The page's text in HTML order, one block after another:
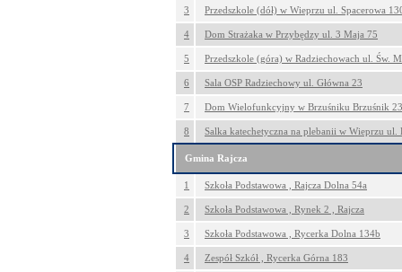
3 Przedszkole (dół) w Wieprzu ul. Spacerowa
4 Dom Strażaka w Przybędzy ul. 3 Maja 75
5 Przedszkole (góra) w Radziechowach ul. Św.
6 Sala OSP Radziechowy ul. Główna 23
7 Dom Wielofunkcyjny w Brzuśniku Brzuśnik
8 Salka katechetyczna na plebanii w Wieprzu ul.
Gmina Rajcza
1 Szkoła Podstawowa , Rajcza Dolna 54a
2 Szkoła Podstawowa , Rynek 2 , Rajcza
3 Szkoła Podstawowa , Rycerka Dolna 134b
4 Zespół Szkół , Rycerka Górna 183